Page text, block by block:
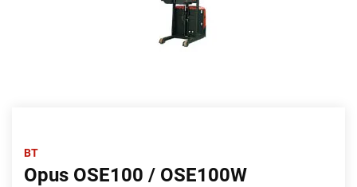
BT
Opus OSE100 / OSE100W